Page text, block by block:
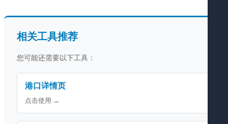
相关工具推荐
您可能还需要以下工具：
港口详情页
点击使用 →